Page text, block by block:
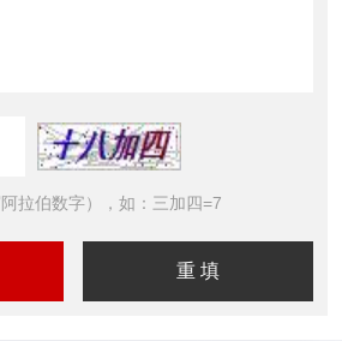
拉伯数字），如：三加四=7